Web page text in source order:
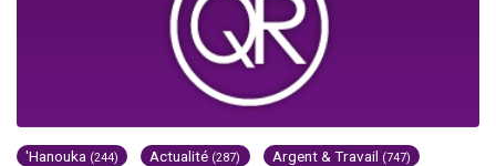
'Hanouka (244) Actualité (287) Argent & Travail (747)